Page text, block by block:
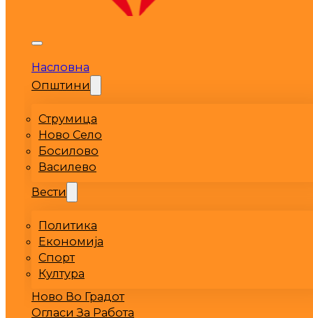
Насловна
Општини
Струмица
Ново Село
Босилово
Василево
Вести
Политика
Економија
Спорт
Култура
Ново Во Градот
Огласи За Работа